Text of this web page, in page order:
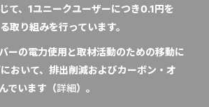
て、1ユニークユーザーにつき0.1円を
取り組みを行っています。
ーの電力使用と取材活動のための移動に
おいて、排出削減およびカーボン・オ
でいます（詳細）。